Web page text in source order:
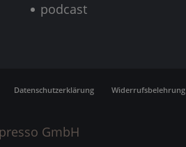
podcast
Datenschutzerklärung Widerrufsbelehrung
GmbH